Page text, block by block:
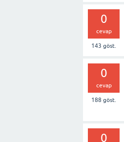
0
cevap
143 göst.
0
cevap
188 göst.
0